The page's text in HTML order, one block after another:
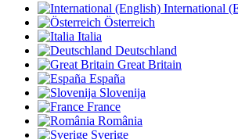
International
Österreich
Italia
Deutschland
Great Britain
España
Slovenija
France
România
Sverige